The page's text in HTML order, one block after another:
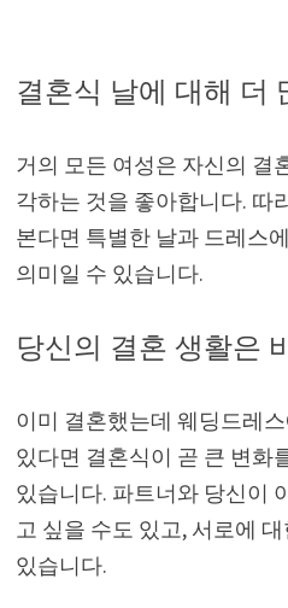
결혼식 날에 대해 더
거의 모든 여성은 자신의 결
각하는 것을 좋아합니다. 따
본다면 특별한 날과 드레스
의미일 수 있습니다.
당신의 결혼 생활은
이미 결혼했는데 웨딩드레
있다면 결혼식이 곧 큰 변화
있습니다. 파트너와 당신이
고 싶을 수도 있고, 서로에
있습니다.